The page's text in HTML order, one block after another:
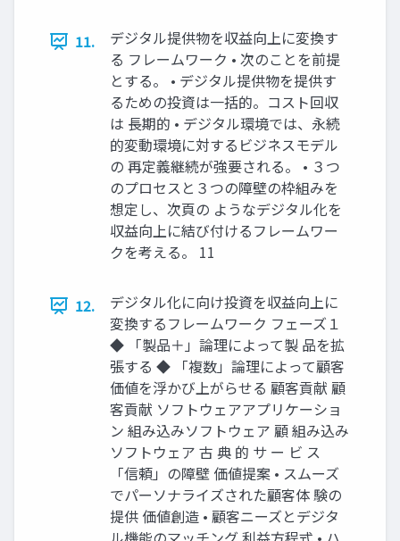
11.
デジタル提供物を収益向上に変換す
る フレームワーク • 次のことを前提
とする。 • デジタル提供物を提供す
るための投資は一括的。コスト回収
は 長期的 • デジタル環境では、永続
的変動環境に対するビジネスモデル
の 再定義継続が強要される。 • ３つ
のプロセスと３つの障壁の枠組みを
想定し、次頁の ようなデジタル化を
収益向上に結び付けるフレームワー
クを考える。 11
12.
デジタル化に向け投資を収益向上に
変換するフレームワーク フェーズ１
◆ 「製品＋」論理によって製 品を拡
張する ◆ 「複数」論理によって顧客
価値を浮かび上がらせる 顧客貢献 顧
客貢献 ソフトウェアアプリケーショ
ン 組み込みソフトウェア 顧 組み込み
ソフトウェア 古 典 的 サ ー ビ ス
「信頼」の障壁 価値提案 • スムーズ
でパーソナライズされた顧客体 験の
提供 価値創造 • 顧客ニーズとデジタ